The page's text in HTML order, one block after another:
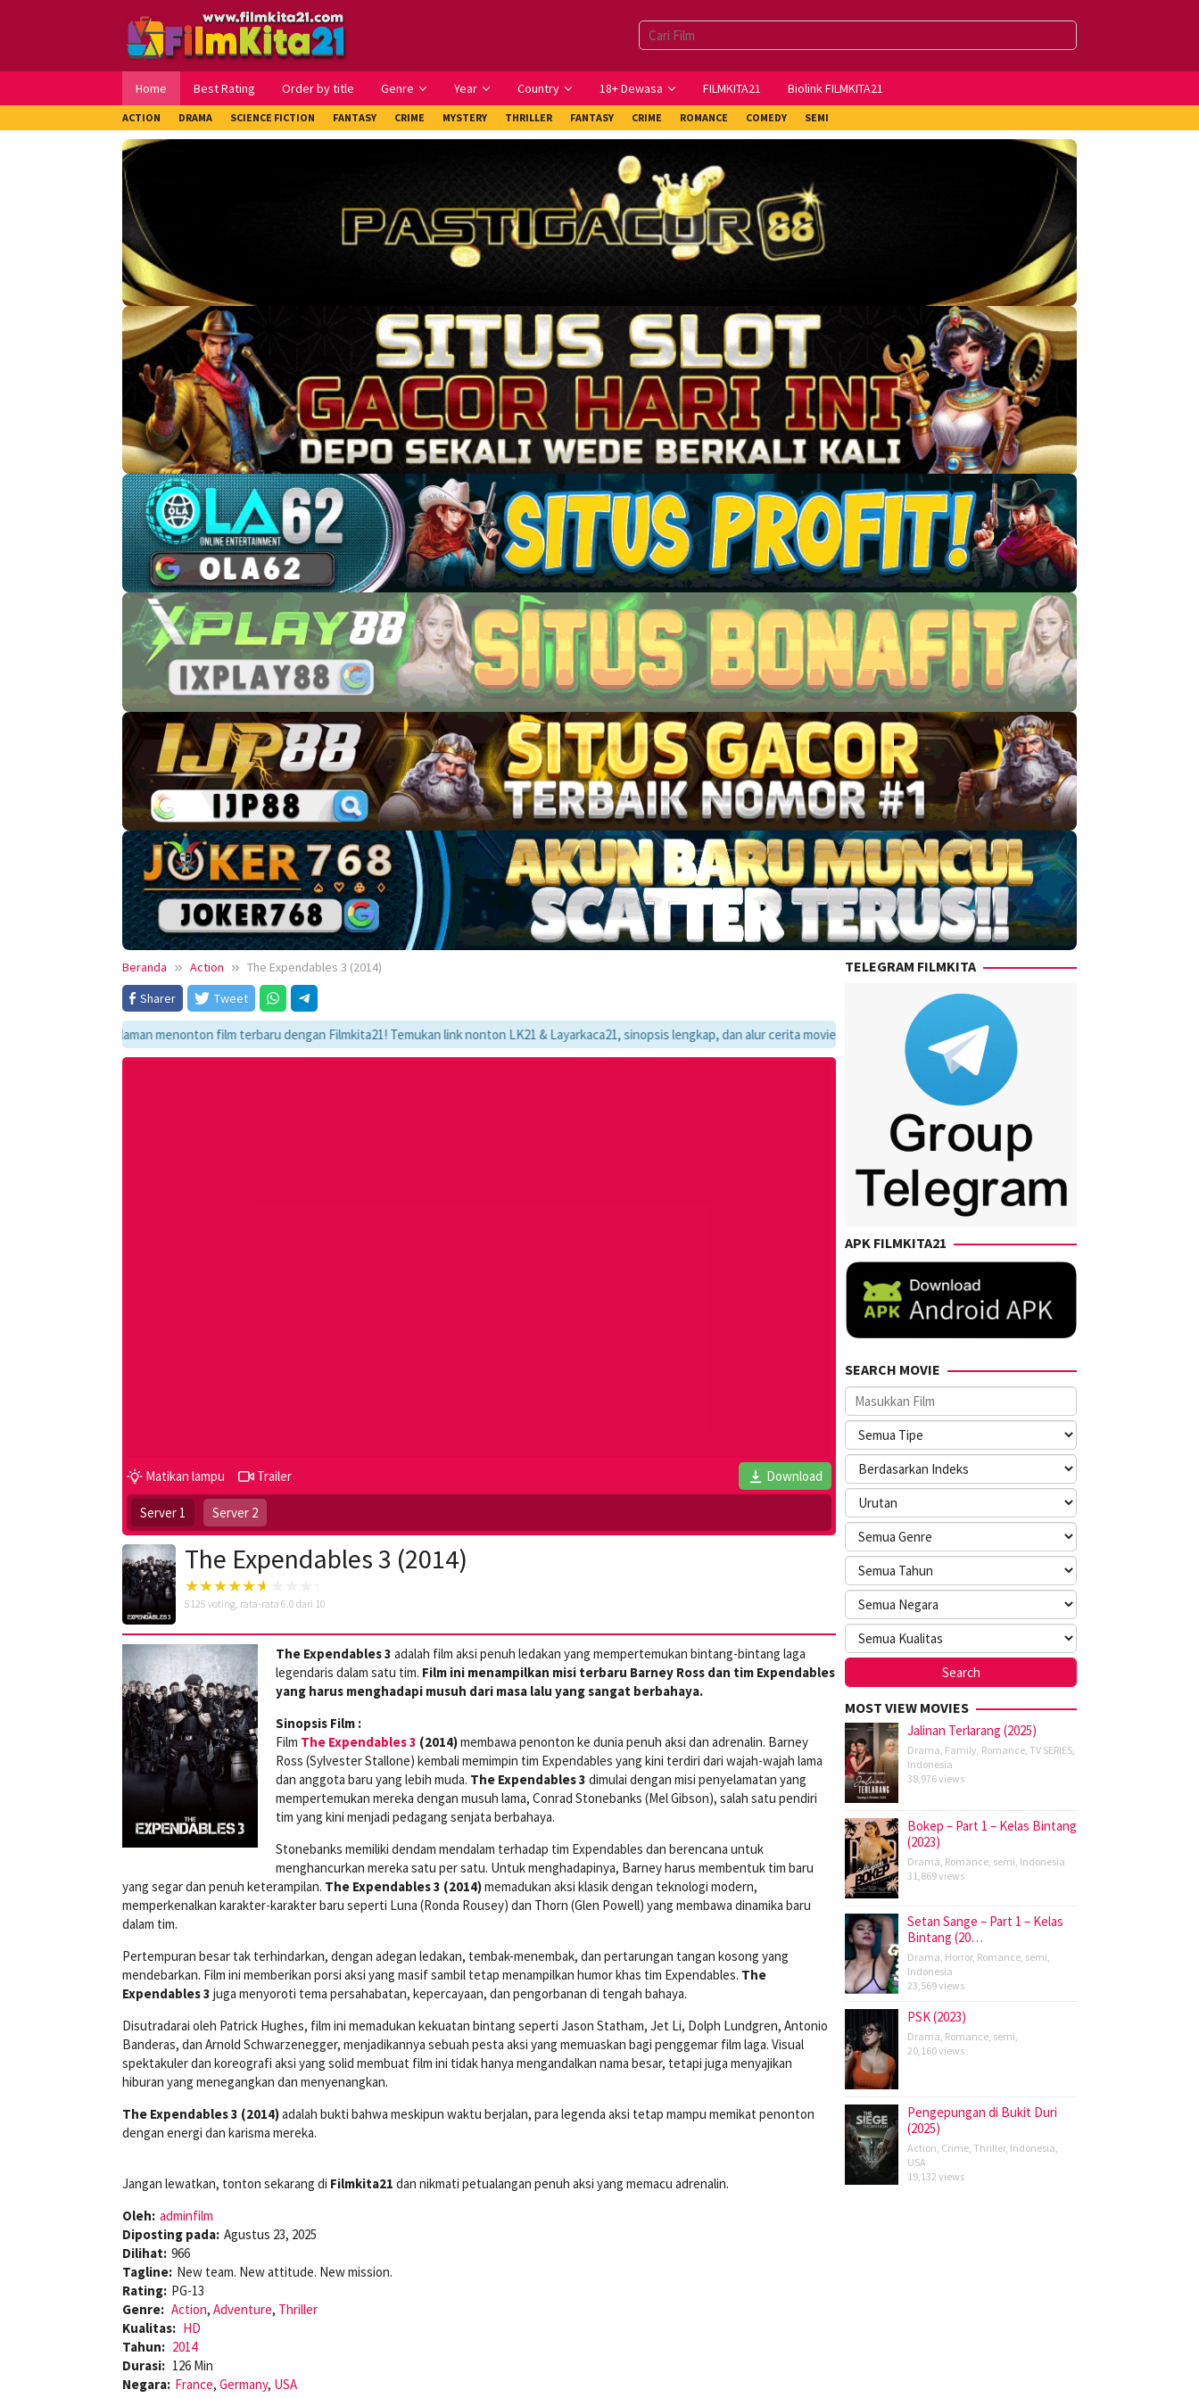
Home Best Rating Order by title Genre Year Country 18+ Dewasa FILMKITA21 Biolink FILMKITA21
ACTION DRAMA SCIENCE FICTION FANTASY CRIME MYSTERY THRILLER FANTASY CRIME ROMANCE COMEDY SEMI
Beranda Action
The Expendables 3 (2014)
Sharer
Tweet
pengalaman menonton film terbaru dengan Filmkita21! Temukan link nonton LK21 & Layarkaca21, sinopsis lengkap, dan alur cerita movie favoritmu dalam satu tempat yang praktis dan update setiap hari.
Matikan lampu Trailer Download
Server 1 Server 2
The Expendables 3 (2014)
5125 voting, rata-rata 6.0 dari 10
The Expendables 3 adalah film aksi penuh ledakan yang mempertemukan bintang-bintang laga
legendaris dalam satu tim. Film ini menampilkan misi terbaru Barney Ross dan tim Expendables
yang harus menghadapi musuh dari masa lalu yang sangat berbahaya.
Sinopsis Film :
Film The Expendables 3 (2014)membawa penonton ke dunia penuh aksi dan adrenalin. Barney
Ross (Sylvester Stallone) kembali memimpin tim Expendables yang kini terdiri dari wajah-wajah lama
dan anggota baru yang lebih muda. The Expendables 3 dimulai dengan misi penyelamatan yang
mempertemukan mereka dengan musuh lama, Conrad Stonebanks (Mel Gibson), salah satu pendiri
tim yang kini menjadi pedagang senjata berbahaya.
Stonebanks memiliki dendam mendalam terhadap tim Expendables dan berencana untuk
menghancurkan mereka satu per satu. Untuk menghadapinya, Barney harus membentuk tim baru
yang segar dan penuh keterampilan. The Expendables 3 (2014)memadukan aksi klasik dengan teknologi modern,
memperkenalkan karakter-karakter baru seperti Luna (Ronda Rousey) dan Thorn (Glen Powell) yang membawa dinamika baru
dalam tim.
Pertempuran besar tak terhindarkan, dengan adegan ledakan, tembak-menembak, dan pertarungan tangan kosong yang
mendebarkan. Film ini memberikan porsi aksi yang masif sambil tetap menampilkan humor khas tim Expendables. The
Expendables 3 juga menyoroti tema persahabatan, kepercayaan, dan pengorbanan di tengah bahaya.
Disutradarai oleh Patrick Hughes, film ini memadukan kekuatan bintang seperti Jason Statham, Jet Li, Dolph Lundgren, Antonio
Banderas, dan Arnold Schwarzenegger, menjadikannya sebuah pesta aksi yang memuaskan bagi penggemar film laga. Visual
spektakuler dan koreografi aksi yang solid membuat film ini tidak hanya mengandalkan nama besar, tetapi juga menyajikan
hiburan yang menegangkan dan menyenangkan.
The Expendables 3 (2014)adalah bukti bahwa meskipun waktu berjalan, para legenda aksi tetap mampu memikat penonton
dengan energi dan karisma mereka.
Jangan lewatkan, tonton sekarang di Filmkita21 dan nikmati petualangan penuh aksi yang memacu adrenalin.
Oleh: adminfilm
Diposting pada: Agustus 23, 2025
Dilihat: 966
Tagline: New team. New attitude. New mission.
Rating: PG-13
Genre: Action, Adventure, Thriller
Kualitas: HD
Tahun: 2014
Durasi: 126 Min
Negara: France, Germany, USA
TELEGRAM FILMKITA
APK FILMKITA21
SEARCH MOVIE
MOST VIEW MOVIES
Jalinan Terlarang (2025)
Drama, Family, Romance, TV SERIES,
Indonesia
38,976 views
Bokep – Part 1 – Kelas Bintang
(2023)
Drama, Romance, semi, Indonesia
31,869 views
Setan Sange – Part 1 – Kelas
Bintang (20…
Drama, Horror, Romance, semi,
Indonesia
23,569 views
PSK (2023)
Drama, Romance, semi,
20,160 views
Pengepungan di Bukit Duri
(2025)
Action, Crime, Thriller, Indonesia,
USA
19,132 views